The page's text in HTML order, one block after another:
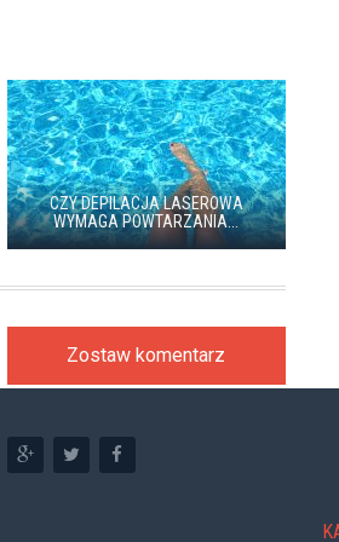
CZY DEPILACJA LASEROWA
WYMAGA POWTARZANIA...
Zostaw komentarz